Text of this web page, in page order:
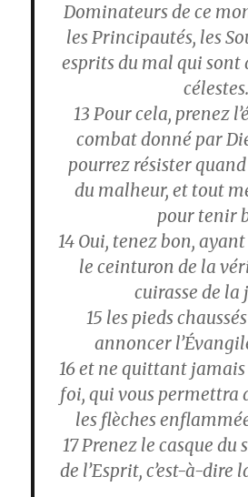
Dominateurs de ce
les Principautés, les
esprits du mal qui sont
célestes.
13 Pour cela, prenez
combat donné par
pourrez résister
du malheur, et tout
pour tenir
14Oui, tenez bon,
le ceinturon de la
cuirasse de la
15 les pieds
annoncer
16et ne quittant jamais
foi, qui vous permettra
les flèches
17Prenez le casque du
de l’Esprit, c’est-à-dire